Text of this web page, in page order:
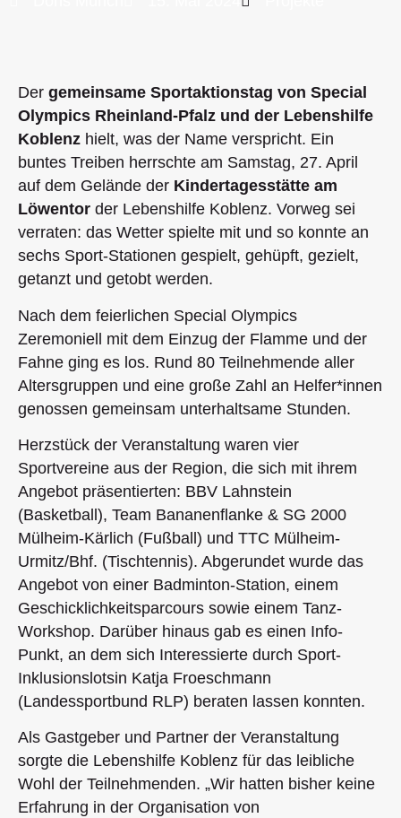
Der gemeinsame Sportaktionstag von Special
Olympics Rheinland-Pfalz und der Lebenshilfe
Koblenz hielt, was der Name verspricht. Ein
buntes Treiben herrschte am Samstag, 27. April
auf dem Gelände der Kindertagesstätte am
Löwentor der Lebenshilfe Koblenz. Vorweg sei
verraten: das Wetter spielte mit und so konnte an
sechs Sport-Stationen gespielt, gehüpft, gezielt,
getanzt und getobt werden.
Nach dem feierlichen Special Olympics
Zeremoniell mit dem Einzug der Flamme und der
Fahne ging es los. Rund 80 Teilnehmende aller
Altersgruppen und eine große Zahl an Helfer*innen
genossen gemeinsam unterhaltsame Stunden.
Herzstück der Veranstaltung waren vier
Sportvereine aus der Region, die sich mit ihrem
Angebot präsentierten: BBV Lahnstein
(Basketball), Team Bananenflanke & SG 2000
Mülheim-Kärlich (Fußball) und TTC Mülheim-
Urmitz/Bhf. (Tischtennis). Abgerundet wurde das
Angebot von einer Badminton-Station, einem
Geschicklichkeitsparcours sowie einem Tanz-
Workshop. Darüber hinaus gab es einen Info-
Punkt, an dem sich Interessierte durch Sport-
Inklusionslotsin Katja Froeschmann
(Landessportbund RLP) beraten lassen konnten.
Als Gastgeber und Partner der Veranstaltung
sorgte die Lebenshilfe Koblenz für das leibliche
Wohl der Teilnehmenden. „Wir hatten bisher keine
Erfahrung in der Organisation von